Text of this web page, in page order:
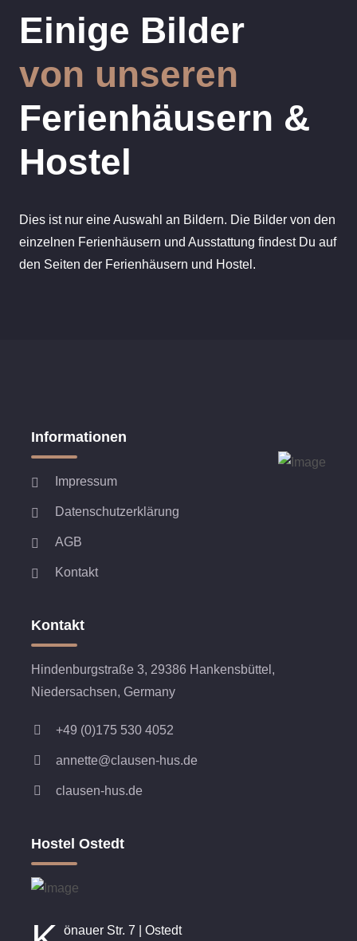
Einige Bilder
von unseren
Ferienhäusern &
Hostel
Dies ist nur eine Auswahl an Bildern. Die Bilder von den
einzelnen Ferienhäusern und Ausstattung findest Du auf
den Seiten der Ferienhäusern und Hostel.
Informationen
Impressum
Datenschutzerklärung
AGB
Kontakt
Kontakt
Hindenburgstraße 3, 29386 Hankensbüttel,
Niedersachsen, Germany
+49 (0)175 530 4052
annette@clausen-hus.de
clausen-hus.de
Hostel Ostedt
önauer Str. 7 | Ostedt